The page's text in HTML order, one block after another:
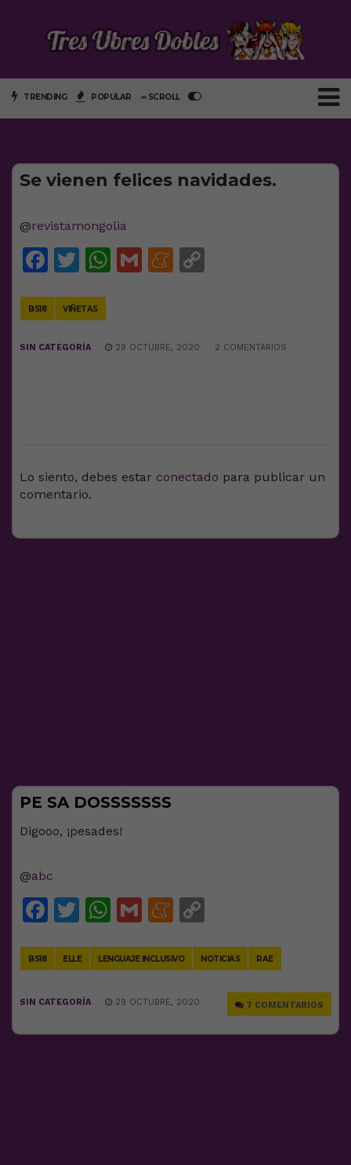
TRENDING POPULAR ∞ SCROLL
Se vienen felices navidades.
@revistamongolia
Facebook
Twitter
WhatsApp
GmailMeneame
BS18 VIÑETAS
SIN CATEGORÍA 29 OCTUBRE, 2020 2 COMENTARIOS
Lo siento, debes estar conectado para publicar un
comentario.
PE SA DOSSSSSSS
Digooo, ¡pesades!
@abc
Facebook
Twitter
WhatsApp
GmailMeneame
BS18 ELLE LENGUAJE INCLUSIVO NOTICIAS RAE
7 COMENTARIOS
SIN CATEGORÍA 29 OCTUBRE, 2020